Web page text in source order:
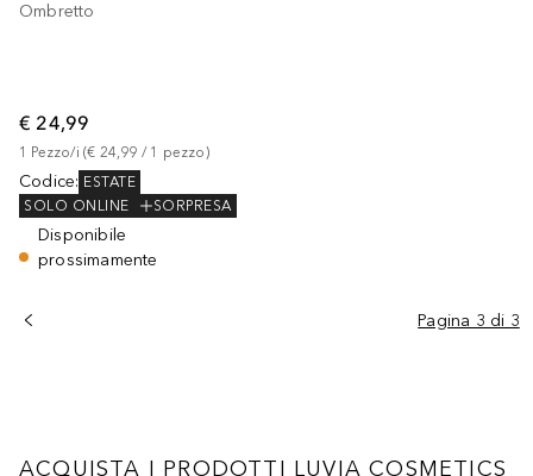
Ombretto
€ 24,99
1 Pezzo/i (€ 24,99 / 1 pezzo)
Codice: ESTATE
SOLO ONLINE
SORPRESA
Disponibile
prossimamente
Pagina 3 di 3
ACQUISTA I PRODOTTI LUVIA COSMETICS